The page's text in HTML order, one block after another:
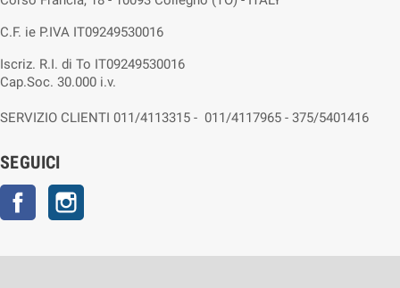
C.F. ie P.IVA IT09249530016
Iscriz. R.I. di To IT09249530016
Cap.Soc. 30.000 i.v.
SERVIZIO CLIENTI 011/4113315 - 011/4117965 - 375/5401416
SEGUICI
Facebook